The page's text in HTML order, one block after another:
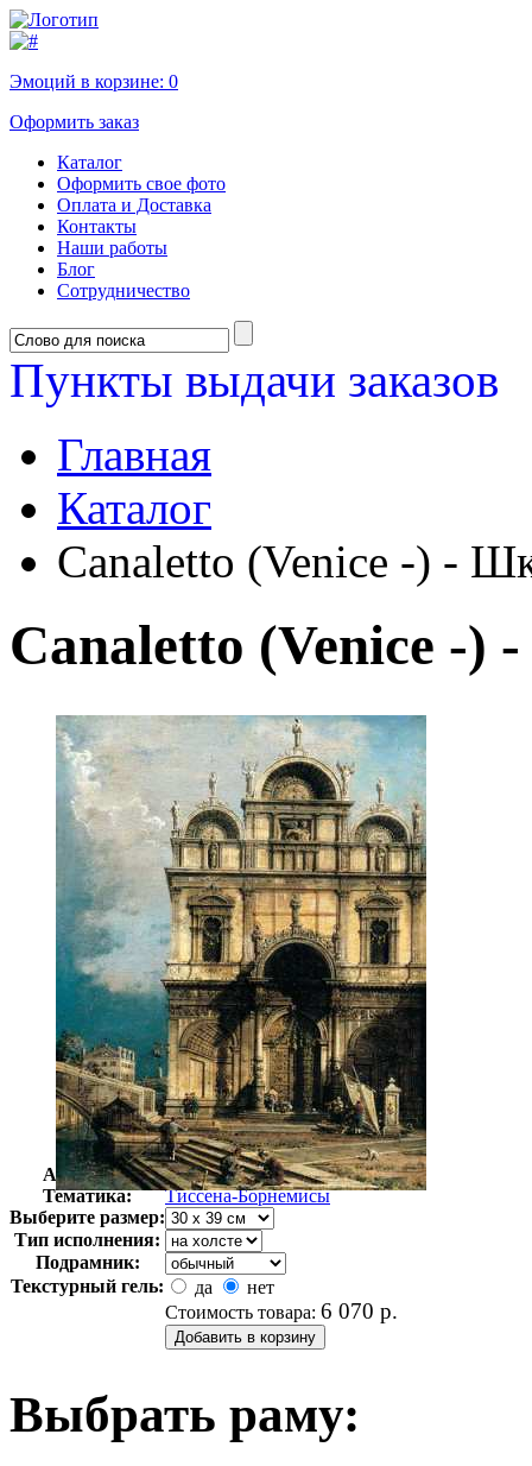
Эмоций в корзине: 0
Оформить заказ
Каталог
Оформить свое фото
Оплата и Доставка
Контакты
Наши работы
Блог
Сотрудничество
Пункты выдачи заказов
Главная
Каталог
Canaletto (Venice -) -
Canaletto (Venice -
Автор:
Неизвестно
Арт-стиль
Импрессионизм
Тематика:
Тиссена-Борнемисы
Выберите размер:
Тип исполнения:
Подрамник:
Текстурный гель:
да
нет
Стоимость товара: 6 070 р.
Выбрать раму: